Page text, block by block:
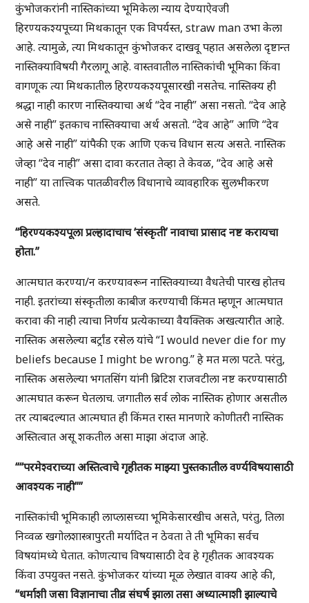
कुंभोजकरांनी नास्तिकांच्या भूमिकेला न्याय देण्याऐवजी
हिरण्यकश्यपूच्या मिथकातून एक विपर्यस्त, straw man उभा केला
आहे. त्यामुळे, त्या मिथकातून कुंभोजकर दाखवू पहात असलेला दृष्टान्त
नास्तिक्याविषयी गैरलागू आहे. वास्तवातील नास्तिकांची भूमिका किंवा
वागणूक त्या मिथकातील हिरण्यकश्यपूसारखी नसतेच. नास्तिक्य ही
श्रद्धा नाही कारण नास्तिक्याचा अर्थ “देव नाही” असा नसतो. “देव आहे
असे नाही” इतकाच नास्तिक्याचा अर्थ असतो. “देव आहे” आणि “देव
आहे असे नाही” यांपैकी एक आणि एकच विधान सत्य असते. नास्तिक
जेव्हा “देव नाही” असा दावा करतात तेव्हा ते केवळ, “देव आहे असे
नाही” या तात्त्विक पातळीवरील विधानाचे व्यावहारिक सुलभीकरण
असते.
“हिरण्यकश्यपूला प्रल्हादाचाच ‘संस्कृती’ नावाचा प्रासाद नष्ट करायचा
होता.”
आत्मघात करण्या/न करण्यावरून नास्तिक्याच्या वैधतेची पारख होतच
नाही. इतरांच्या संस्कृतीला काबीज करण्याची किंमत म्हणून आत्मघात
करावा की नाही त्याचा निर्णय प्रत्येकाच्या वैयक्तिक अखत्यारीत आहे.
नास्तिक असलेल्या बर्ट्रांड रसेल यांचे “I would never die for my
beliefs because I might be wrong.” हे मत मला पटते. परंतु,
नास्तिक असलेल्या भगतसिंग यांनी ब्रिटिश राजवटीला नष्ट करण्यासाठी
आत्मघात करून घेतलाच. जगातील सर्व लोक नास्तिक होणार असतील
तर त्याबदल्यात आत्मघात ही किंमत रास्त मानणारे कोणीतरी नास्तिक
अस्तित्वात असू शकतील असा माझा अंदाज आहे.
““परमेश्वराच्या अस्तित्वाचे गृहीतक माझ्या पुस्तकातील वर्ण्यविषयासाठी
आवश्यक नाही””
नास्तिकांची भूमिकाही लाप्लासच्या भूमिकेसारखीच असते, परंतु, तिला
निव्वळ खगोलशास्त्रापुरती मर्यादित न ठेवता ते ती भूमिका सर्वच
विषयांमध्ये घेतात. कोणत्याच विषयासाठी देव हे गृहीतक आवश्यक
किंवा उपयुक्त नसते. कुंभोजकर यांच्या मूळ लेखात वाक्य आहे की,
“धर्माशी जसा विज्ञानाचा तीव्र संघर्ष झाला तसा अध्यात्माशी झाल्याचे